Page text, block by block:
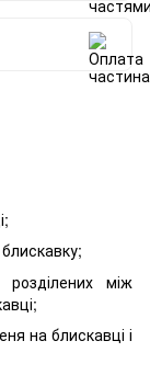
розділених між
на блискавці і